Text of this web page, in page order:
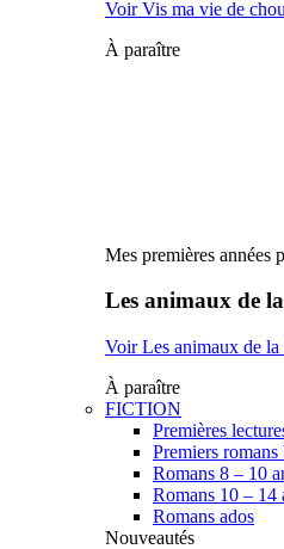
Voir Vis ma vie de
À paraître
Mes premières années
Les animaux de
Voir Les animaux de la
À paraître
FICTION
Premières
Premiers romans
Romans 8 – 10
Romans 10 – 14
Romans ados
Nouveautés